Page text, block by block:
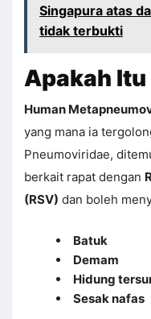
Singapura atas
tidak terbukti
Apakah Itu
Human
yang mana ia
Pneumoviridae,
berkait rapat dengan
(RSV) dan boleh
Batuk
Demam
Hidung
Sesak nafas